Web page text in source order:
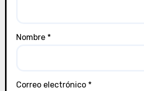
Nombre *
Correo electrónico *